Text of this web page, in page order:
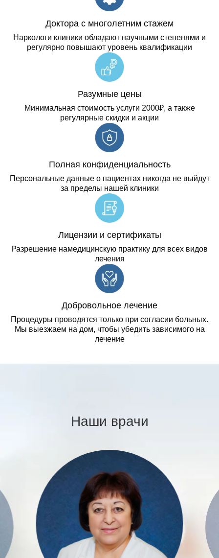
Доктора с многолетним стажем
Наркологи клиники обладают научными степенями и
регулярно повышают уровень квалификации
Разумные цены
Минимальная стоимость услуги 2000₽, а также
регулярные скидки и акции
Полная конфиденциальность
Персональные данные о пациентах никогда не выйдут
за пределы нашей клиники
Лицензии и сертификаты
Разрешение намедицинскую практику для всех видов
лечения
Добровольное лечение
Процедуры проводятся только при согласии больных.
Мы выезжаем на дом, чтобы убедить зависимого на
лечение
Наши врачи